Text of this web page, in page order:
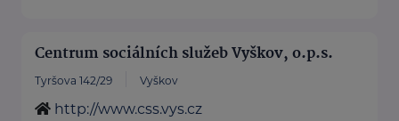
Centrum sociálních služeb Vyškov, o.p.s.
Tyršova 142/29 Vyškov
http://www.css.vys.cz